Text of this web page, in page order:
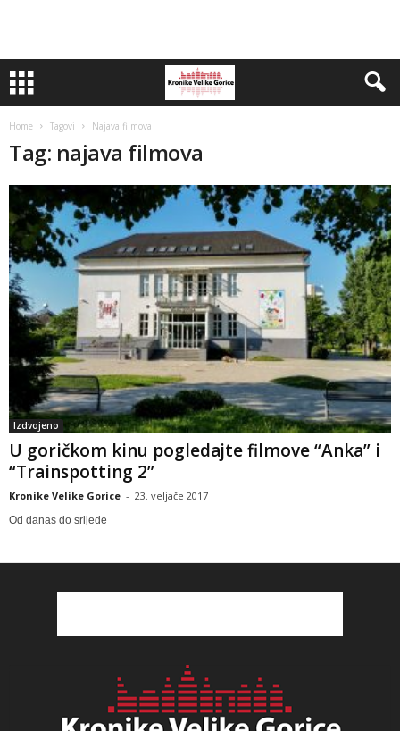
Home Tagovi Najava filmova
Tag: najava filmova
Izdvojeno
U goričkom kinu pogledajte filmove “Anka” i
“Trainspotting 2”
Kronike Velike Gorice - 23. veljače 2017
Od danas do srijede